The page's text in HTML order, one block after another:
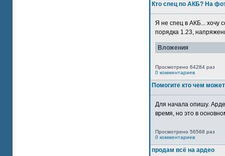
Кто спец по АКБ? На
Я не спец в АКБ... хочу
порядка 1.23,
Вложения
Просмотрено 64284 раз
0 комментариев
Помогите кто чем может
Для начала опишу.
время, но это в
Просмотрено 56568 раз
0 комментариев
продам всё на ардео